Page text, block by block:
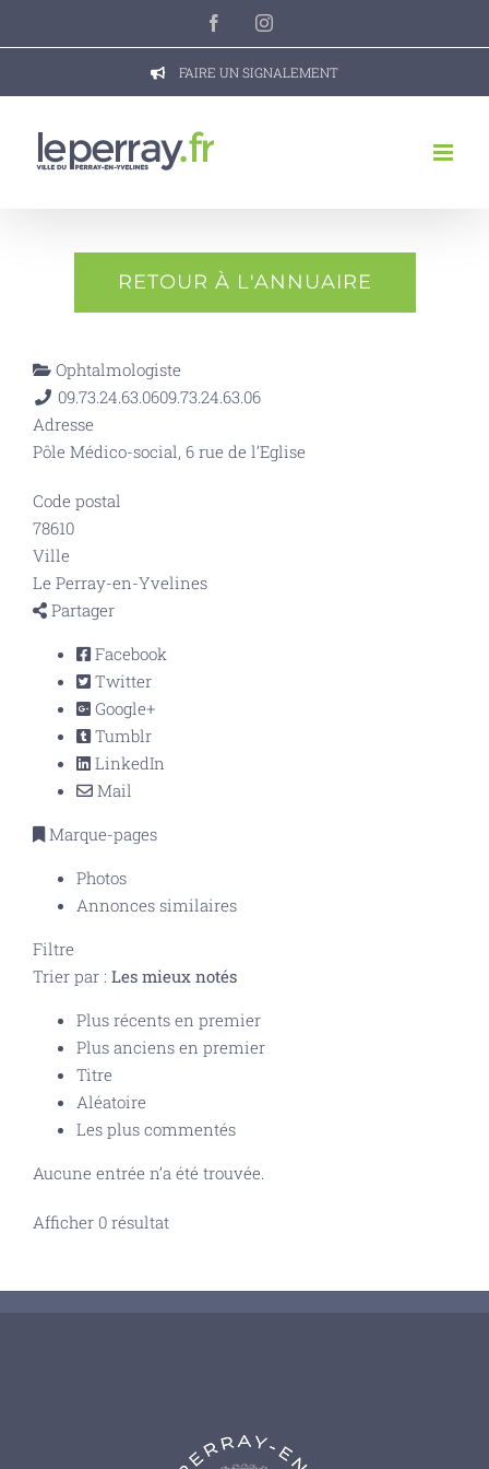
FacebookInstagram
FAIRE UN SIGNALEMENT
RETOUR À L'ANNUAIRE
Ophtalmologiste
09.73.24.63.0609.73.24.63.06
Adresse
Pôle Médico-social, 6 rue de l’Eglise
Code postal
78610
Ville
Le Perray-en-Yvelines
Partager
Facebook
Twitter
Google+
Tumblr
LinkedIn
Mail
Marque-pages
Photos
Annonces similaires
Filtre
Trier par : Les mieux notés
Plus récents en premier
Plus anciens en premier
Titre
Aléatoire
Les plus commentés
Aucune entrée n’a été trouvée.
Afficher 0 résultat